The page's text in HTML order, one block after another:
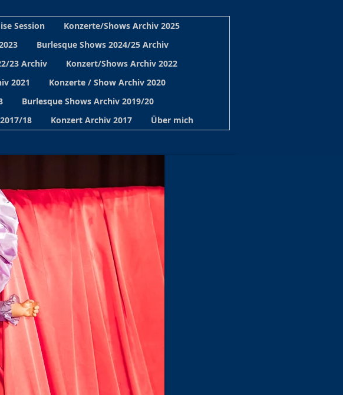
Session
Konzerte/Shows Archiv 2025
Burlesque Shows 2024/25 Archiv
23 Archiv
Konzert/Shows Archiv 2022
2021
Konzerte / Show Archiv 2020
Burlesque Shows Archiv 2019/20
18 Konzert Archiv 2017 Über mich